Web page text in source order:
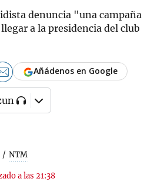
denuncia "una campaña
a la presidencia del club
NTM
a las 21:38
Añádenos en Google